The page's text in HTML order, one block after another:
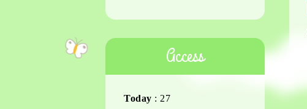
Access
Today : 27